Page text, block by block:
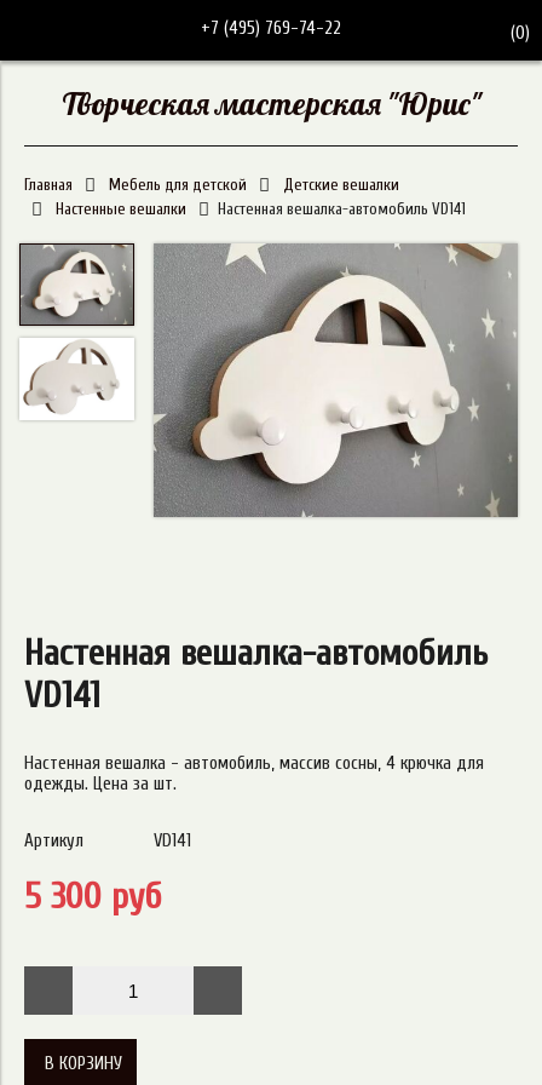
+7 (495) 769-74-22 (0)
Творческая мастерская "Юрис"
Главная Мебель для детской
Детские вешалки
Настенные вешалки
Настенная вешалка-автомобиль VD141
Настенная вешалка-автомобиль
VD141
Настенная вешалка - автомобиль, массив сосны, 4 крючка для
одежды. Цена за шт.
Артикул VD141
5 300 руб
В КОРЗИНУ